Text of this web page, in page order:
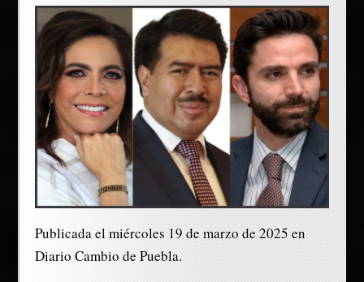
Publicada el miércoles 19 de marzo de 2025 en
Diario Cambio de Puebla.